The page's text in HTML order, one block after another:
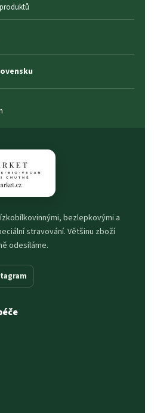
bezlepkovými a
stravování. Většinu zboží
odesíláme.